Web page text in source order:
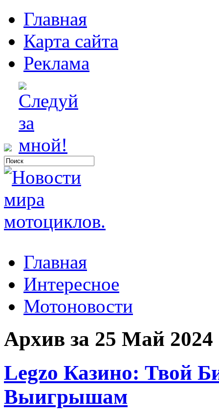
Главная
Карта сайта
Реклама
Главная
Интересное
Мотоновости
Архив за 25 Май 2024
Legzo Казино: Твой
Выигрышам